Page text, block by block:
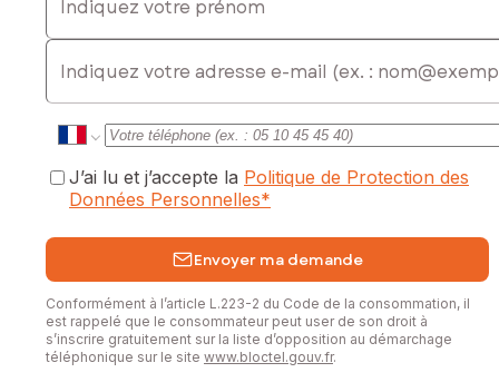
E-mail
J’ai lu et j’accepte la Politique de Protection des
Données Personnelles*
Envoyer ma demande
Conformément à l’article L.223-2 du Code de la consommation, il
est rappelé que le consommateur peut user de son droit à
s’inscrire gratuitement sur la liste d’opposition au démarchage
téléphonique sur le site www.bloctel.gouv.fr.